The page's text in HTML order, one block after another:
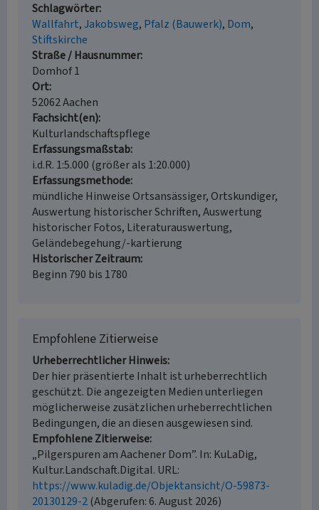
Schlagwörter
Wallfahrt Jakobsweg Pfalz (Bauwerk) Dom
Stiftskirche
Straße / Hausnummer
Domhof 1
Ort
52062 Aachen
Fachsicht(en)
Kulturlandschaftspflege
Erfassungsmaßstab
i.d.R. 1:5.000 (größer als 1:20.000)
Erfassungsmethode
mündliche Hinweise Ortsansässiger, Ortskundiger,
Auswertung historischer Schriften, Auswertung
historischer Fotos, Literaturauswertung,
Geländebegehung/-kartierung
Historischer Zeitraum
Beginn 790 bis 1780
Empfohlene Zitierweise
Urheberrechtlicher Hinweis
Der hier präsentierte Inhalt ist urheberrechtlich
geschützt. Die angezeigten Medien unterliegen
möglicherweise zusätzlichen urheberrechtlichen
Bedingungen, die an diesen ausgewiesen sind.
Empfohlene Zitierweise
„Pilgerspuren am Aachener Dom”. In: KuLaDig,
Kultur.Landschaft.Digital. URL:
https://www.kuladig.de/Objektansicht/O-59873-
20130129-2(Abgerufen: 6. August 2026)